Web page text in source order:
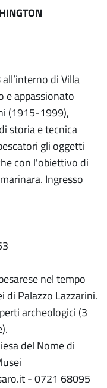
di Villa
e appassionato
(1915-1999),
storia e tecnica
gli oggetti
con l'obiettivo di
Ingresso
nel tempo
di Palazzo Lazzarini.
archeologici (3
del Nome di
- 0721 68095